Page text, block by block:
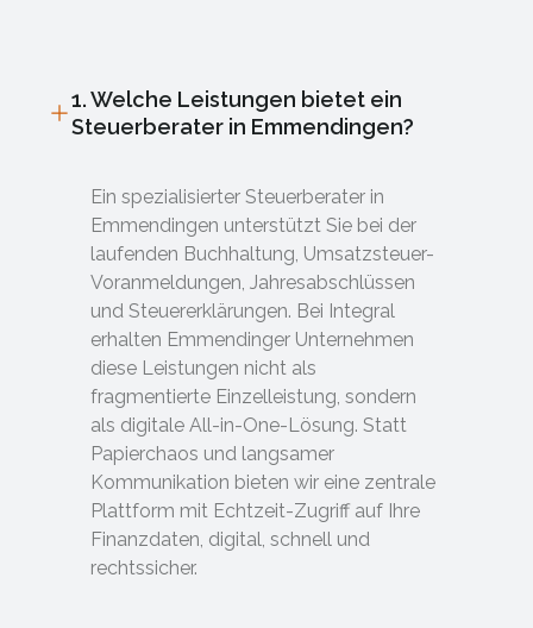
1. Welche Leistungen bietet ein
Steuerberater in Emmendingen?
Ein spezialisierter Steuerberater in
Emmendingen unterstützt Sie bei der
laufenden Buchhaltung, Umsatzsteuer-
Voranmeldungen, Jahresabschlüssen
und Steuererklärungen. Bei Integral
erhalten Emmendinger Unternehmen
diese Leistungen nicht als
fragmentierte Einzelleistung, sondern
als digitale All-in-One-Lösung. Statt
Papierchaos und langsamer
Kommunikation bieten wir eine zentrale
Plattform mit Echtzeit-Zugriff auf Ihre
Finanzdaten, digital, schnell und
rechtssicher.